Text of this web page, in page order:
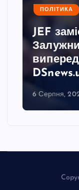
ПОЛІТИКА
JEF
6 Серпня,